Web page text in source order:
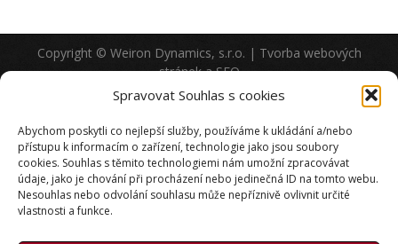
Spravovat Souhlas s cookies
Abychom poskytli co nejlepší služby, používáme k ukládání a/nebo
přístupu k informacím o zařízení, technologie jako jsou soubory
cookies. Souhlas s těmito technologiemi nám umožní zpracovávat
údaje, jako je chování při procházení nebo jedinečná ID na tomto webu.
Nesouhlas nebo odvolání souhlasu může nepříznivě ovlivnit určité
vlastnosti a funkce.
Copyright © Weiron Dynamics, s.r.o. | Tvorba webových
stránekaSEO